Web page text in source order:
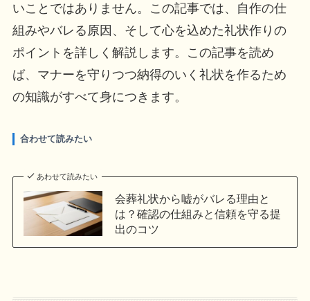
いことではありません。この記事では、自作の仕
組みやバレる原因、そして心を込めた礼状作りの
ポイントを詳しく解説します。この記事を読め
ば、マナーを守りつつ納得のいく礼状を作るため
の知識がすべて身につきます。
合わせて読みたい
あわせて読みたい
会葬礼状から嘘がバレる理由と
は？確認の仕組みと信頼を守る提
出のコツ